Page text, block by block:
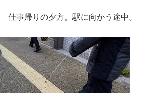
仕事帰りの夕方。駅に向かう途中。